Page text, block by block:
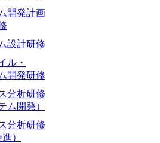
開発計画
設計研修
ル・
開発研修
分析研修
ム開発）
分析研修
）